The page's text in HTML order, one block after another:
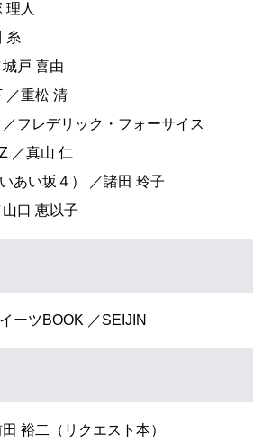
理人
糸
戸 喜由
／重松 清
フレデリック・フォーサイス
／真山 仁
あい坂４） ／諸田 玲子
口 恵以子
ーツBOOK ／SEIJIN
裕二（リクエスト本）